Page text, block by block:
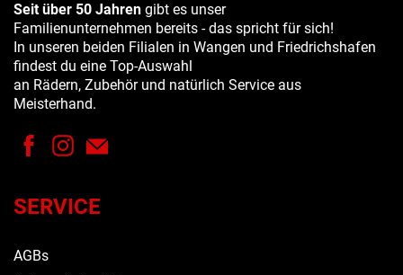
Seit über 50 Jahren gibt es unser
Familienunternehmen bereits - das spricht für sich!
In unseren beiden Filialen in Wangen und Friedrichshafen
findest du eine Top-Auswahl
an Rädern, Zubehör und natürlich Service aus
Meisterhand.
SERVICE
AGBs